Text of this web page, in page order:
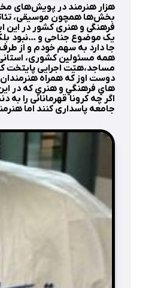
هزار هنرمند در پویش‌های
بخش‌ها همچون موسیقی،
فرهنگی و هنری کشور در این
یک موضوع جناحی و …نبود
جا دارد به سهم خودم و از
همه مسئولين كشوری،
مساجد،هیّت اجرایی پایتخت
دوست اوز كه همراه
هاي فرهنگي و هنري كه در اين
اگر چه كرونا قهرمانانی را
جامعه پاسداری كنند اما